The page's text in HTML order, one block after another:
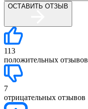
ОСТАВИТЬ ОТЗЫВ
113
положительных отзывов
7
отрицательных отзывов